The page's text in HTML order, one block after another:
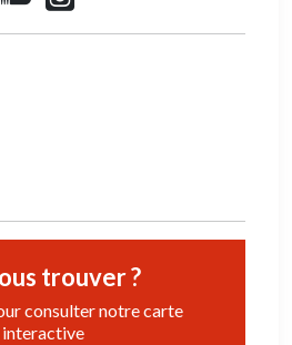
trouver ?
consulter notre carte
interactive